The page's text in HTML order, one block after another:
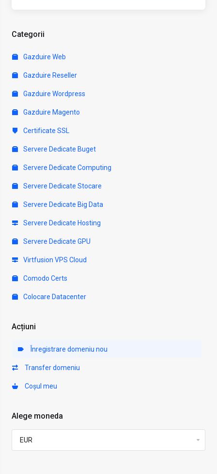
Categorii
Gazduire Web
Gazduire Reseller
Gazduire Wordpress
Gazduire Magento
Certificate SSL
Servere Dedicate Buget
Servere Dedicate Computing
Servere Dedicate Stocare
Servere Dedicate Big Data
Servere Dedicate Hosting
Servere Dedicate GPU
Virtfusion VPS Cloud
Comodo Certs
Colocare Datacenter
Acțiuni
Înregistrare domeniu nou
Transfer domeniu
Coșul meu
Alege moneda